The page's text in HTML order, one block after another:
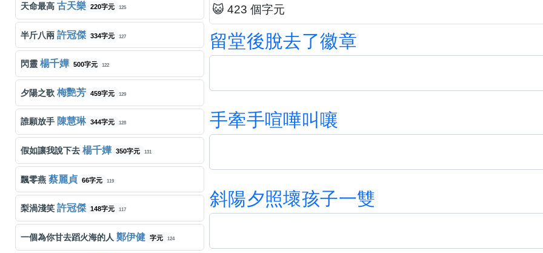
天命最高 古天樂 220字元 125
半斤八兩 許冠傑 334字元 127
閃靈 楊千嬅 500字元 122
夕陽之歌 梅艷芳 459字元 129
誰願放手 陳慧琳 344字元 128
假如讓我說下去 楊千嬅 350字元 131
飄零燕 蔡麗貞 66字元 119
梨渦淺笑 許冠傑 148字元 117
一個為你甘去蹈火海的人 鄭伊健 字元 124
😺 423 個字元
留堂後脫去了徽章
手牽手喧嘩叫 嚷
斜陽夕照壞孩子一雙